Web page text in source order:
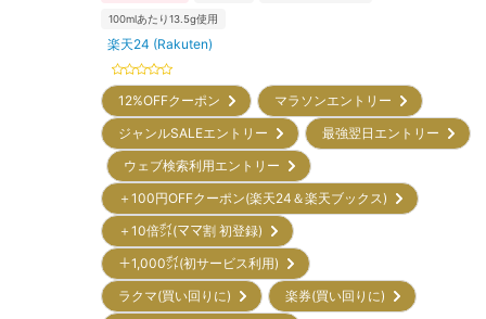
100mlあたり13.5g使用
楽天24 (Rakuten)
12%OFFクーポン
マラソンエントリー
ジャンルSALEエントリー
最強翌日エントリー
ウェブ検索利用エントリー
＋100円OFFクーポン(楽天24＆楽天ブックス)
＋10倍㌽(ママ割 初登録)
＋1,000㌽(初サービス利用)
ラクマ(買い回りに)
楽券(買い回りに)